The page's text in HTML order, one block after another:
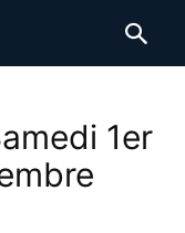
1er